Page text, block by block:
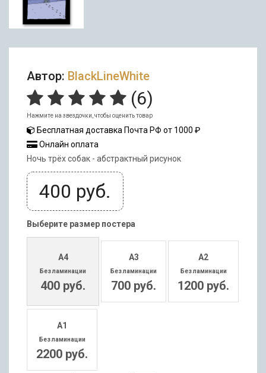
Автор: BlackLineWhite
(6)
Нажмите на звездочки, чтобы оценить товар
Бесплатная доставка Почта РФ от 1000 ₽
Онлайн оплата
Ночь трёх собак - абстрактный рисунок
400 руб.
Выберите размер постера
А4
Без ламинации
400 руб.
А3
Без ламинации
700 руб.
А2
Без ламинации
1200 руб.
А1
Без ламинации
2200 руб.